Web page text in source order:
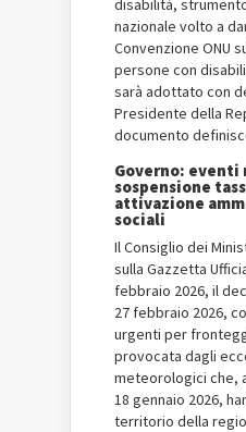
disabilità,
nazionale volto a
Convenzione ONU
persone con
sarà adottato con
Presidente della
documento
Governo: eventi
sospensione
attivazione
sociali
Il Consiglio dei
sulla Gazzetta
febbraio 2026, il
27 febbraio 2026,
urgenti per
provocata dagli
meteorologici che,
18 gennaio 2026,
territorio della